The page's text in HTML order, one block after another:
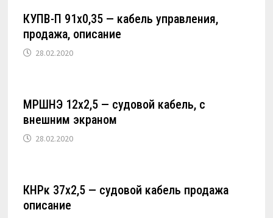
КУПВ-П 91х0,35 — кабель управления,
продажа, описание
28.02.2020
МРШНЭ 12х2,5 — судовой кабель, с
внешним экраном
28.02.2020
КНРк 37х2,5 — судовой кабель продажа
описание